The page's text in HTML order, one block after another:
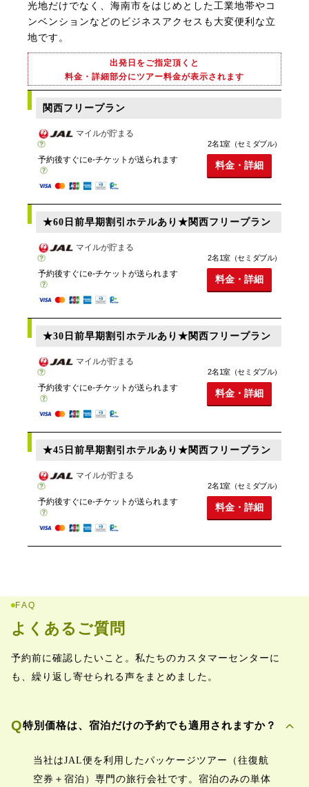
光地だけでなく、海南市をはじめとした工業地帯やコ
ンベンションなどのビジネスアクセスも大変便利な立
地です。
出発日をご指定頂くと
料金・詳細部分にツアー料金が表示されます
関西フリープラン
マイルが貯まる
予約後すぐにe-チケットが送られます
2名1室（セミダブル）
料金・詳細
★60日前早期割引ホテルあり★関西フリープラン
マイルが貯まる
予約後すぐにe-チケットが送られます
2名1室（セミダブル）
料金・詳細
★30日前早期割引ホテルあり★関西フリープラン
マイルが貯まる
予約後すぐにe-チケットが送られます
2名1室（セミダブル）
料金・詳細
★45日前早期割引ホテルあり★関西フリープラン
マイルが貯まる
予約後すぐにe-チケットが送られます
2名1室（セミダブル）
料金・詳細
FAQ
よくあるご質問
予約前に確認したいこと。私たちのカスタマーセンターに
も、繰り返し寄せられる声をまとめました。
Q特別価格は、宿泊だけの予約でも適用されますか？ expand_more
当社はJAL便を利用したパッケージツアー（往復航
空券＋宿泊）専門の旅行会社です。宿泊のみの単体